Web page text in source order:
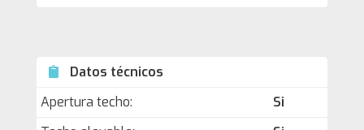
Datos técnicos
Apertura techo:
Si